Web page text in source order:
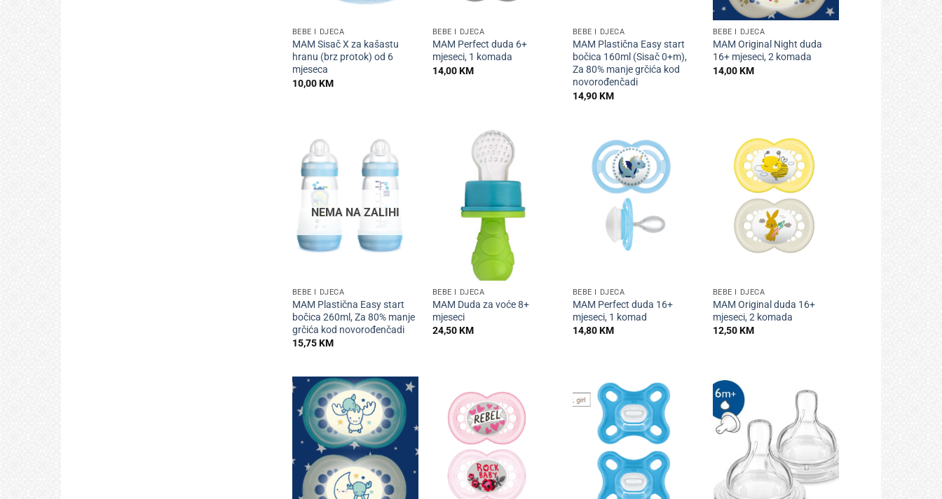
BEBE I DJECA
MAM Sisač X za kašastu
hranu (brz protok) od 6
mjeseca
10,00KM
BEBE I DJECA
MAM Perfect duda 6+
mjeseci, 1 komada
14,00KM
BEBE I DJECA
MAM Plastična Easy start
bočica 160ml (Sisač 0+m),
Za 80% manje grčića kod
novorođenčadi
14,90KM
+
BEBE I DJECA
MAM Original Night duda
16+ mjeseci, 2 komada
14,00KM
NEMA NA ZALIHI
BEBE I DJECA
MAM Plastična Easy start
bočica 260ml, Za 80% manje
grčića kod novorođenčadi
15,75KM
BEBE I DJECA
MAM Duda za voće 8+
mjeseci
24,50KM
BEBE I DJECA
MAM Perfect duda 16+
mjeseci, 1 komad
14,80KM
BEBE I DJECA
MAM Original duda 16+
mjeseci, 2 komada
12,50KM